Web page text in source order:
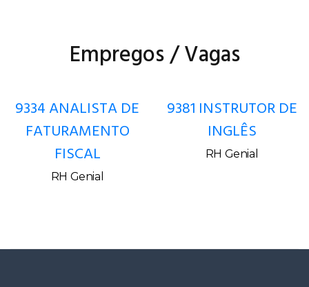
Empregos / Vagas
9334 ANALISTA DE
FATURAMENTO
FISCAL
RH Genial
9381 INSTRUTOR DE
INGLÊS
RH Genial